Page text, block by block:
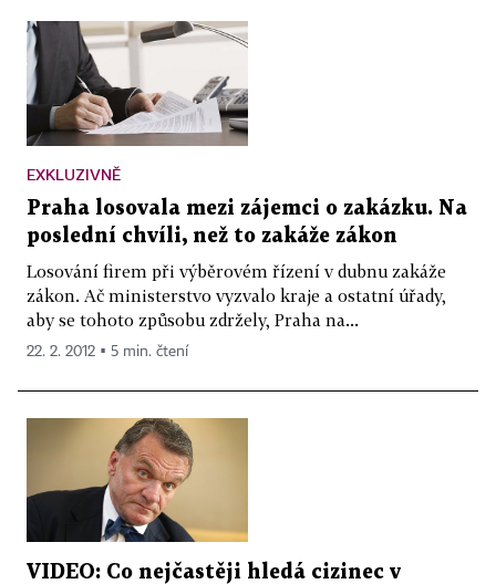
EXKLUZIVNĚ
Praha losovala mezi zájemci o zakázku. Na
poslední chvíli, než to zakáže zákon
Losování firem při výběrovém řízení v dubnu zakáže
zákon. Ač ministerstvo vyzvalo kraje a ostatní úřady,
aby se tohoto způsobu zdržely, Praha na...
22. 2. 2012 ▪ 5 min. čtení
VIDEO: Co nejčastěji hledá cizinec v